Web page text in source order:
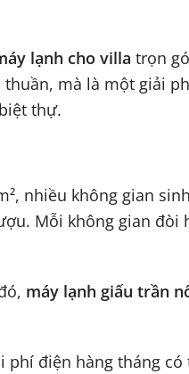
lạnh cho villa trọn
mà là một giải
thự.
nhiều không gian
Mỗi không gian đòi
máy lạnh giấu trần
điện hàng tháng có